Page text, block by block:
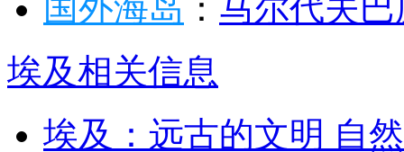
国外海岛 ： 马尔代夫
埃及相关信息
埃及：远古的文明 自